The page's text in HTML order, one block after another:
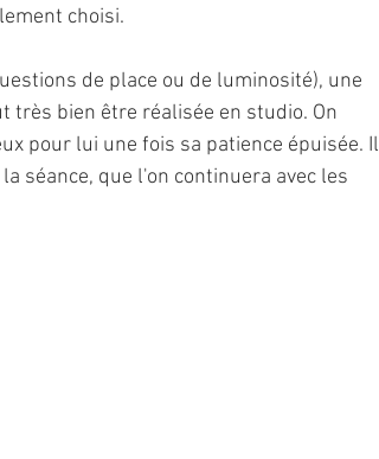
choisi.
de place ou de luminosité), une
très bien être réalisée en studio. On
pour lui une fois sa patience épuisée. Il
séance, que l'on continuera avec les